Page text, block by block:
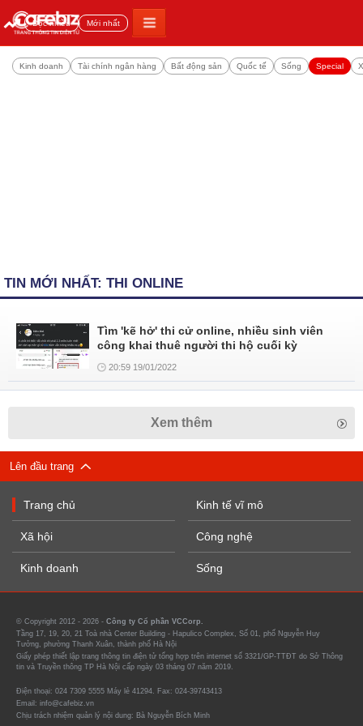
Đọc nhiều Mới nhất
Kinh doanh Tài chính ngân hàng Bất động sản Quốc tế Sống Special
TIN MỚI NHẤT: THI ONLINE
Tìm 'kẽ hở' thi cử online, nhiều sinh viên
công khai thuê người thi hộ cuối kỳ
20:59 19/01/2022
Xem thêm
Lên đầu trang
Trang chủ
Xã hội
Kinh doanh
Kinh tế vĩ mô
Công nghệ
Sống
© Copyright 2012 - 2026 - Công ty Cổ phần VCCorp.
Tầng 17, 19, 20, 21 Toà nhà Center Building - Hapulico Complex, Số 01, phố Nguyễn Huy
Tưởng, phường Thanh Xuân, thành phố Hà Nội
Giấy phép thiết lập trang thông tin điện tử tổng hợp trên internet số 3321/GP-TTĐT do Sở Thông
tin và Truyền thông TP Hà Nội cấp ngày 03 tháng 07 năm 2019.
Điện thoại: 024 7309 5555 Máy lẻ 41294. Fax: 024-39743413
Email: info@cafebiz.vn
Chịu trách nhiệm quản lý nội dung: Bà Nguyễn Bích Minh